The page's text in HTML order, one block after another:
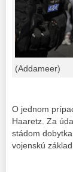
(Addameer)
O jednom
Haaretz. Za
stádom
vojenskú